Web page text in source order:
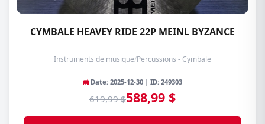
CYMBALE HEAVEY RIDE 22P MEINL BYZANCE
Instruments de musique/Percussions - Cymbale
Date: 2025-12-30 | ID: 249303
619,99 $588,99 $